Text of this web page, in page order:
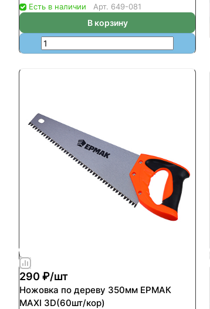
Есть в наличии Арт. 649-081
В корзину
290 ₽/шт
Ножовка по дереву 350мм ЕРМАК
MAXI 3D(60шт/кор)